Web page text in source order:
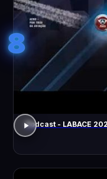
8
Podcast - LABACE